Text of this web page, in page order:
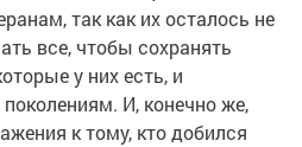
так как их осталось не
все, чтобы сохранять
у них есть, и
И, конечно же,
к тому, кто добился